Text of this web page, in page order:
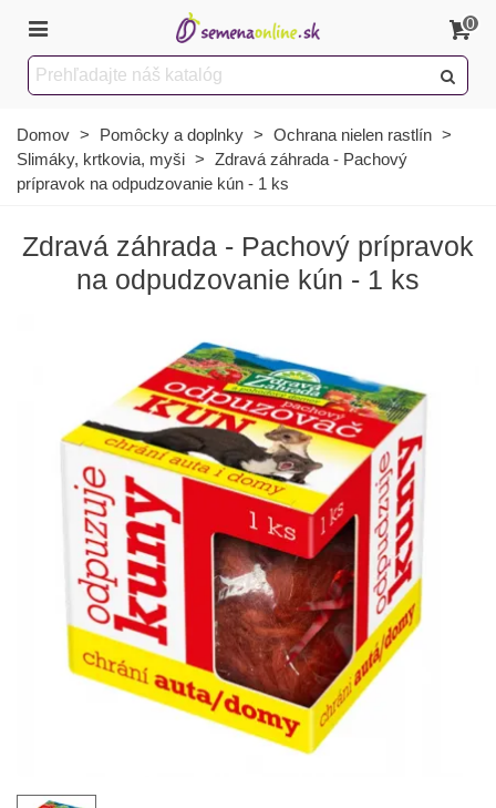
0
Domov > Pomôcky a doplnky > Ochrana nielen rastlín >
Slimáky, krtkovia, myši > Zdravá záhrada - Pachový
prípravok na odpudzovanie kún - 1 ks
Zdravá záhrada - Pachový prípravok
na odpudzovanie kún - 1 ks